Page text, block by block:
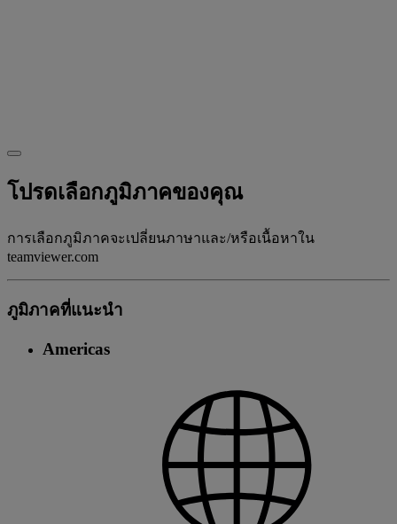
โปรดเลือกภูมิภาคของคุณ
การเลือกภูมิภาคจะเปลี่ยนภาษาและ/หรือเนื้อหาใน
teamviewer.com
ภูมิภาคที่แนะนํา
Americas